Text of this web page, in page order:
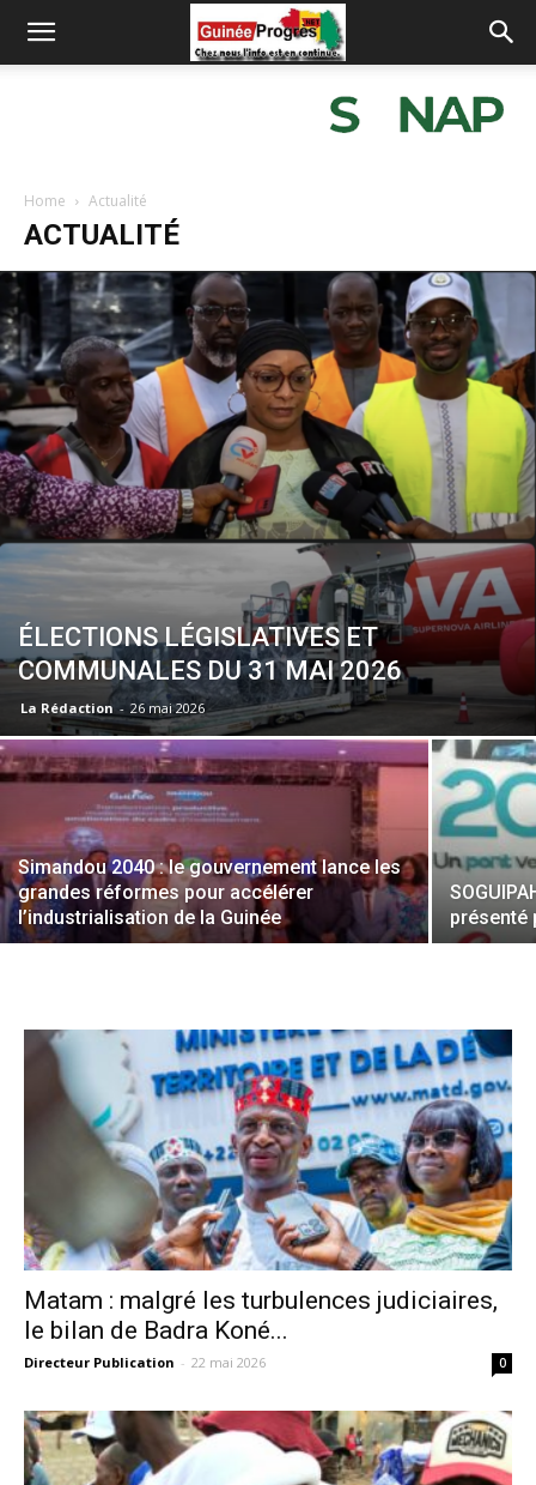
Home Actualité
ACTUALITÉ
ÉLECTIONS LÉGISLATIVES ET
COMMUNALES DU 31 MAI 2026
La Rédaction - 26 mai 2026
Simandou 2040 : le gouvernement lance les
grandes réformes pour accélérer
l’industrialisation de la Guinée
présenté
Matam : malgré les turbulences judiciaires,
le bilan de Badra Koné...
Directeur Publication - 22 mai 2026 0